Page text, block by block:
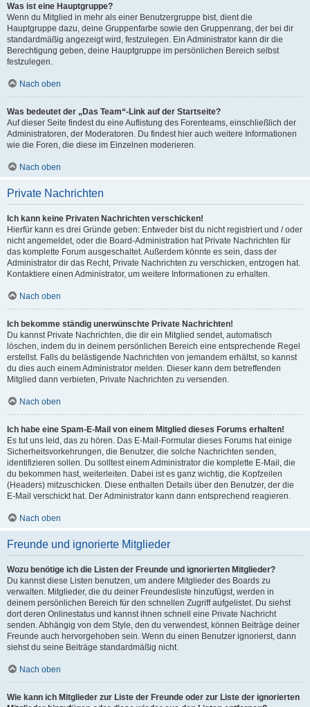
Was ist eine Hauptgruppe?
Wenn du Mitglied in mehr als einer Benutzergruppe bist, dient die
Hauptgruppe dazu, deine Gruppenfarbe sowie den Gruppenrang, der bei dir
standardmäßig angezeigt wird, festzulegen. Ein Administrator kann dir die
Berechtigung geben, deine Hauptgruppe im persönlichen Bereich selbst
festzulegen.
Nach oben
Was bedeutet der „Das Team“-Link auf der Startseite?
Auf dieser Seite findest du eine Auflistung des Forenteams, einschließlich der
Administratoren, der Moderatoren. Du findest hier auch weitere Informationen
wie die Foren, die diese im Einzelnen moderieren.
Nach oben
Private Nachrichten
Ich kann keine Privaten Nachrichten verschicken!
Hierfür kann es drei Gründe geben: Entweder bist du nicht registriert und / oder
nicht angemeldet, oder die Board-Administration hat Private Nachrichten für
das komplette Forum ausgeschaltet. Außerdem könnte es sein, dass der
Administrator dir das Recht, Private Nachrichten zu verschicken, entzogen hat.
Kontaktiere einen Administrator, um weitere Informationen zu erhalten.
Nach oben
Ich bekomme ständig unerwünschte Private Nachrichten!
Du kannst Private Nachrichten, die dir ein Mitglied sendet, automatisch
löschen, indem du in deinem persönlichen Bereich eine entsprechende Regel
erstellst. Falls du belästigende Nachrichten von jemandem erhältst, so kannst
du dies auch einem Administrator melden. Dieser kann dem betreffenden
Mitglied dann verbieten, Private Nachrichten zu versenden.
Nach oben
Ich habe eine Spam-E-Mail von einem Mitglied dieses Forums erhalten!
Es tut uns leid, das zu hören. Das E-Mail-Formular dieses Forums hat einige
Sicherheitsvorkehrungen, die Benutzer, die solche Nachrichten senden,
identifizieren sollen. Du solltest einem Administrator die komplette E-Mail, die
du bekommen hast, weiterleiten. Dabei ist es ganz wichtig, die Kopfzeilen
(Headers) mitzuschicken. Diese enthalten Details über den Benutzer, der die
E-Mail verschickt hat. Der Administrator kann dann entsprechend reagieren.
Nach oben
Freunde und ignorierte Mitglieder
Wozu benötige ich die Listen der Freunde und ignorierten Mitglieder?
Du kannst diese Listen benutzen, um andere Mitglieder des Boards zu
verwalten. Mitglieder, die du deiner Freundesliste hinzufügst, werden in
deinem persönlichen Bereich für den schnellen Zugriff aufgelistet. Du siehst
dort deren Onlinestatus und kannst ihnen schnell eine Private Nachricht
senden. Abhängig von dem Style, den du verwendest, können Beiträge deiner
Freunde auch hervorgehoben sein. Wenn du einen Benutzer ignorierst, dann
siehst du seine Beiträge standardmäßig nicht.
Nach oben
Wie kann ich Mitglieder zur Liste der Freunde oder zur Liste der ignorierten